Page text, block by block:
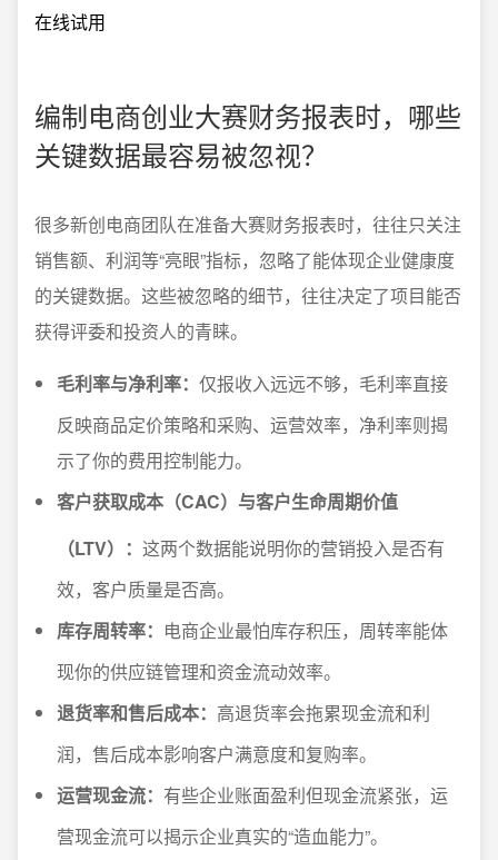
在线试用
编制电商创业大赛财务报表时，哪些
关键数据最容易被忽视？
很多新创电商团队在准备大赛财务报表时，往往只关注
销售额、利润等“亮眼”指标，忽略了能体现企业健康度
的关键数据。这些被忽略的细节，往往决定了项目能否
获得评委和投资人的青睐。
毛利率与净利率： 仅报收入远远不够，毛利率直接
反映商品定价策略和采购、运营效率，净利率则揭
示了你的费用控制能力。
客户获取成本（CAC）与客户生命周期价值
（LTV）： 这两个数据能说明你的营销投入是否有
效，客户质量是否高。
库存周转率： 电商企业最怕库存积压，周转率能体
现你的供应链管理和资金流动效率。
退货率和售后成本： 高退货率会拖累现金流和利
润，售后成本影响客户满意度和复购率。
运营现金流： 有些企业账面盈利但现金流紧张，运
营现金流可以揭示企业真实的“造血能力”。